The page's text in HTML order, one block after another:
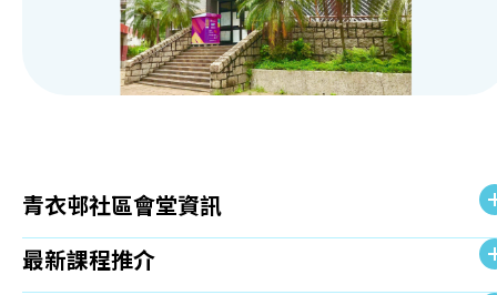
青衣邨社區會堂資訊
最新課程推介